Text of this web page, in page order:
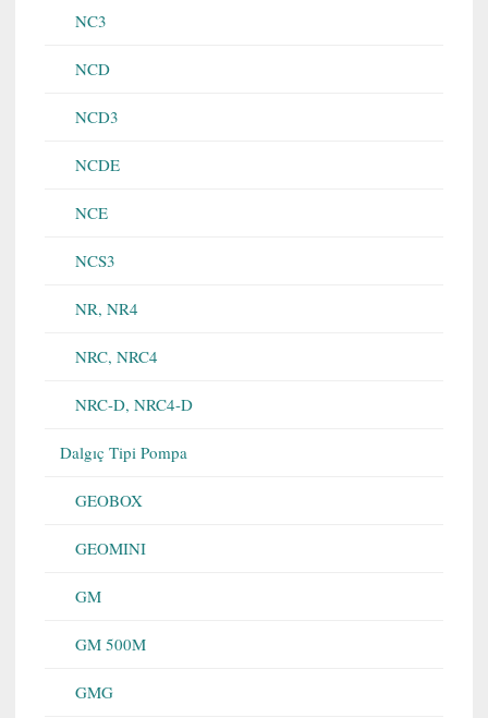
NC3
NCD
NCD3
NCDE
NCE
NCS3
NR, NR4
NRC, NRC4
NRC-D, NRC4-D
Dalgıç Tipi Pompa
GEOBOX
GEOMINI
GM
GM 500M
GMG